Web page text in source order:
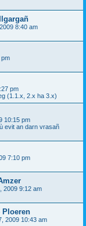
8:40 am
pm
pm
(1.1.x, 2.x ha 3.x)
10:15 pm
evit an darn vrasañ
7:10 pm
2009 9:12 am
Ploeren
2009 10:43 am